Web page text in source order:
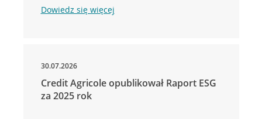
Dowiedz się więcej
30.07.2026
Credit Agricole opublikował Raport ESG
za 2025 rok